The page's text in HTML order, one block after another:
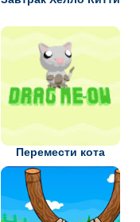
Перемести кота